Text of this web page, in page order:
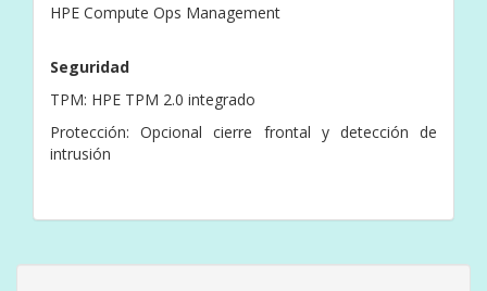
HPE Compute Ops Management
Seguridad
TPM: HPE TPM 2.0 integrado
Protección: Opcional cierre frontal y detección de
intrusión